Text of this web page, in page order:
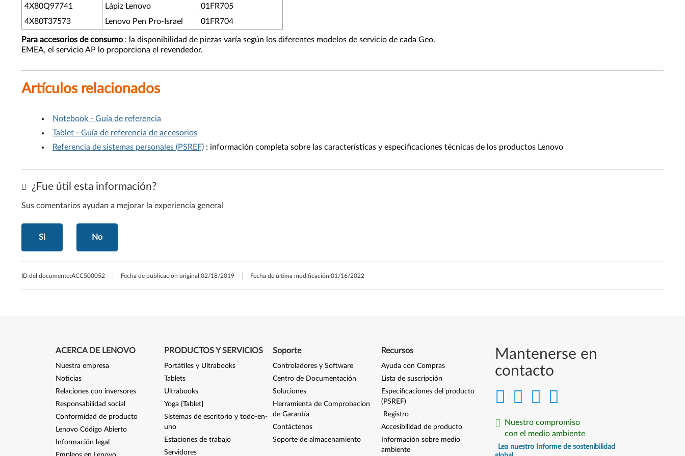
4X80Q97741
Lápiz Lenovo
01FR705
4X80T37573
Lenovo Pen Pro-Israel 01FR704
Para accesorios de consumo : la disponibilidad de piezas varía según los diferentes modelos de servicio de cada Geo.
EMEA, el servicio AP lo proporciona el revendedor.
Artículos relacionados
Notebook - Guía de referencia
Tablet - Guía de referencia de accesorios
Referencia de sistemas personales (PSREF) : información completa sobre las características y especificaciones técnicas de los productos Lenovo
¿Fue útil esta información?
Sus comentarios ayudan a mejorar la experiencia general
Si No
ID del documento:ACC500052 Fecha de publicación original:02/18/2019 Fecha de última modificación:01/16/2022
Mantenerse en
contacto
Nuestro compromiso
con el medio ambiente
Lea nuestro Informe de sostenibilidad
ACERCA DE LENOVO
Nuestra empresa
Noticias
Relaciones con inversores
Responsabilidad social
Conformidad de producto
Lenovo Código Abierto
Información legal
PRODUCTOS Y SERVICIOS
Portátiles y Ultrabooks
Tablets
Ultrabooks
Yoga {Tablet}
Sistemas de escritorio y todo-en-
uno
Estaciones de trabajo
Servidores
Soporte
Controladores y Software
Centro de Documentación
Soluciones
Herramienta de Comprobacion
de Garantía
Contáctenos
Soporte de almacenamiento
Recursos
Ayuda con Compras
Lista de suscripción
Especificaciones del producto
(PSREF)
Registro
Accesibilidad de producto
Información sobre medio
ambiente